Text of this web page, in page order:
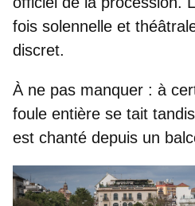
fois solennelle et
discret.
À ne pas manquer : à
foule entière se tait
est chanté depuis un